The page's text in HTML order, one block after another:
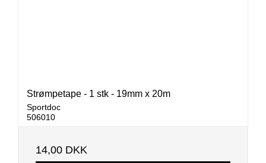
Strømpetape - 1 stk - 19mm x 20m
Sportdoc
506010
14,00 DKK